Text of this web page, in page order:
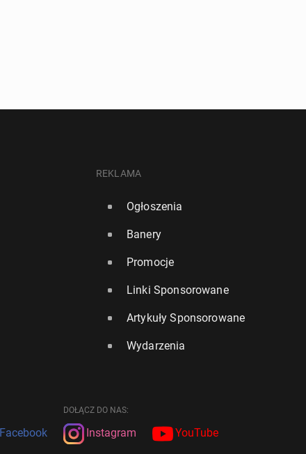
REKLAMA
Ogłoszenia
Banery
Promocje
Linki Sponsorowane
Artykuły Sponsorowane
Wydarzenia
DOŁĄCZ DO NAS:
Facebook Instagram YouTube